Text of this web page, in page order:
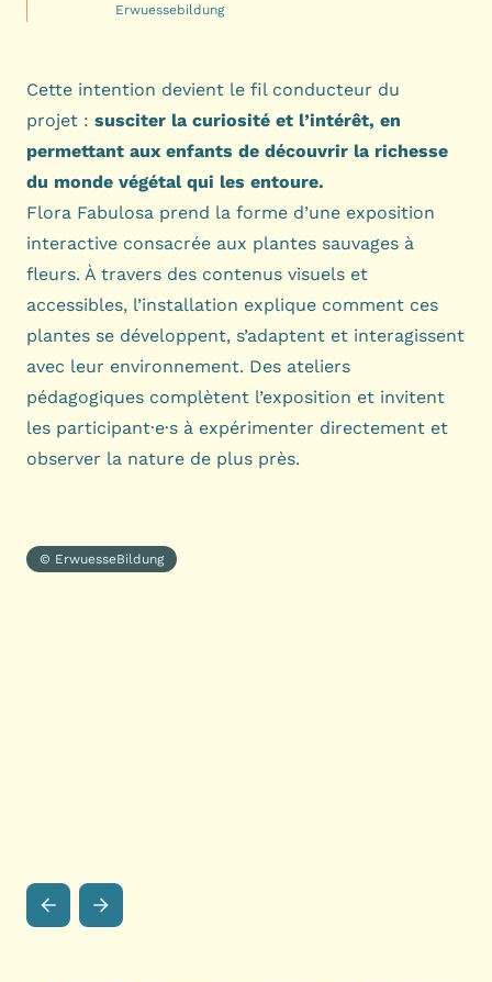
Erwuessebildung
Cette intention devient le fil conducteur du
projet : susciter la curiosité et l’intérêt, en
permettant aux enfants de découvrir la richesse
du monde végétal qui les entoure.
Flora Fabulosa prend la forme d’une exposition
interactive consacrée aux plantes sauvages à
fleurs. À travers des contenus visuels et
accessibles, l’installation explique comment ces
plantes se développent, s’adaptent et interagissent
avec leur environnement. Des ateliers
pédagogiques complètent l’exposition et invitent
les participant·e·s à expérimenter directement et
observer la nature de plus près.
© ErwuesseBildung